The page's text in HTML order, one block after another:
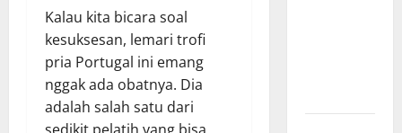
Kalau kita bicara soal
kesuksesan, lemari trofi
pria Portugal ini emang
nggak ada obatnya. Dia
adalah salah satu dari